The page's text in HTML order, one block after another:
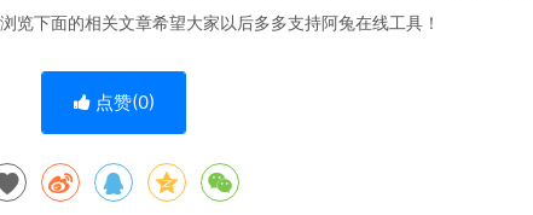
览下面的相关文章希望大家以后多多支持阿兔在线工具！
点赞(0)